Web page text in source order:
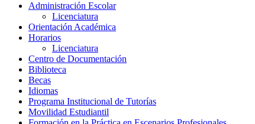
Administración Escolar
Licenciatura
Orientación Académica
Horarios
Licenciatura
Centro de Documentación
Biblioteca
Becas
Idiomas
Programa Institucional de Tutorías
Movilidad Estudiantil